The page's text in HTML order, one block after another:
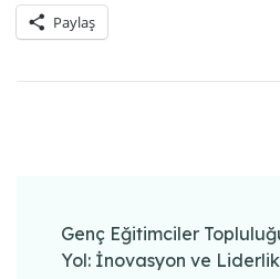
Paylaş
Navigation
Genç Eğitimciler
Yol: İnovasyon ve